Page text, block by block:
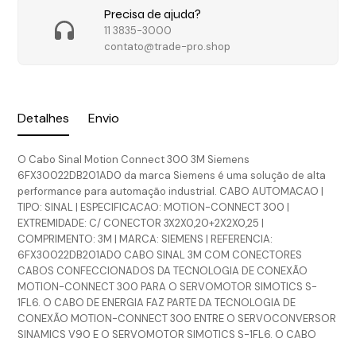
Detalhes Envio
O Cabo Sinal Motion Connect 300 3M Siemens
6FX30022DB201AD0 da marca Siemens é uma solução de alta
performance para automação industrial. CABO AUTOMACAO |
TIPO: SINAL | ESPECIFICACAO: MOTION-CONNECT 300 |
EXTREMIDADE: C/ CONECTOR 3X2X0,20+2X2X0,25 |
COMPRIMENTO: 3M | MARCA: SIEMENS | REFERENCIA:
6FX30022DB201AD0 CABO SINAL 3M COM CONECTORES
CABOS CONFECCIONADOS DA TECNOLOGIA DE CONEXÃO
MOTION-CONNECT 300 PARA O SERVOMOTOR SIMOTICS S-
1FL6. O CABO DE ENERGIA FAZ PARTE DA TECNOLOGIA DE
CONEXÃO MOTION-CONNECT 300 ENTRE O SERVOCONVERSOR
SINAMICS V90 E O SERVOMOTOR SIMOTICS S-1FL6. O CABO
Precisa de ajuda?
11 3835-3000
contato@trade-pro.shop